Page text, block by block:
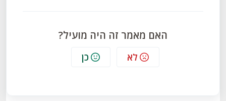
האם מאמר זה היה מועיל?
לא כן